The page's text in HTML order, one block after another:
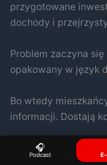
przygotowane
dochody i
Problem zaczyna
opakowany w język
Bo wtedy
informacji. Dostają
A samorząd to nie
🎧
Podcast